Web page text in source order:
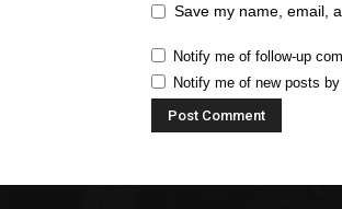
Save my name, email,
Notify me of follow-up
Notify me of new posts by